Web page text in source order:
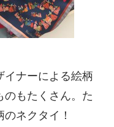
ナーによる絵柄
のもたくさん。た
ネクタイ！